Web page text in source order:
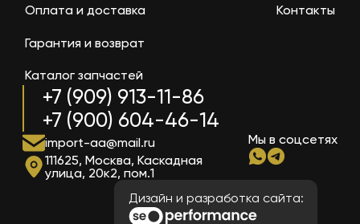
+7 (909) 913-11-86
+7 (900) 604-46-14
Оплата и доставка
Гарантия и возврат
Каталог запчастей
Контакты
import-aa@mail.ru
111625, Москва, Каскадная
улица, 20к2, пом.1
Мы в соцсетях
Дизайн и разработка сайта: